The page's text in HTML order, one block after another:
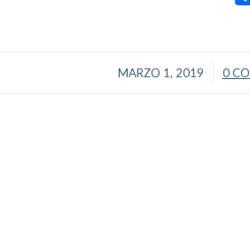
MARZO 1, 2019
/ 0